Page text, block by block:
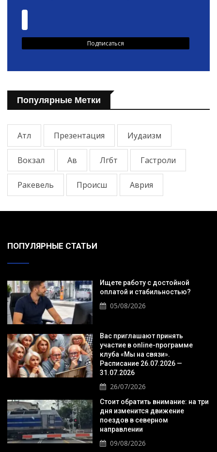
Популярные Метки
Атл Презентация Иудаизм
Вокзал Ав Лгбт Гастроли
Ракевель Происш Аврия
ПОПУЛЯРНЫЕ СТАТЬИ
Ищете работу с достойной
оплатой и стабильностью?
05/08/2026
Вас приглашают принять
участие в online-программе
клуба «Мы на связи».
Расписание 26.07.2026 —
31.07.2026
26/07/2026
Стоит обратить внимание: на три
дня изменится движение
поездов в северном
направлении
09/08/2026